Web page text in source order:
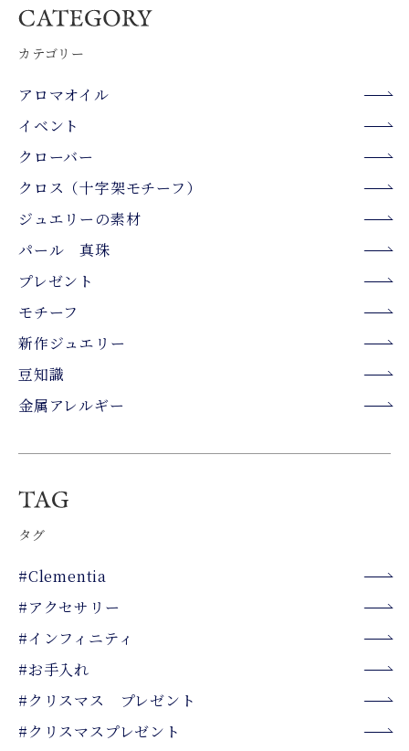
カテゴリー
アロマオイル
イベント
クローバー
クロス（十字架モチーフ）
ジュエリーの素材
パール 真珠
プレゼント
モチーフ
新作ジュエリー
豆知識
金属アレルギー
タグ
#Clementia
#アクセサリー
#インフィニティ
#お手入れ
#クリスマス プレゼント
#クリスマスプレゼント